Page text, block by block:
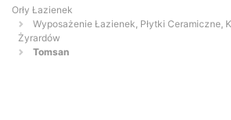
Orły Łazienek
Wyposażenie Łazienek, Płytki Ceramiczne,
Żyrardów
Tomsan